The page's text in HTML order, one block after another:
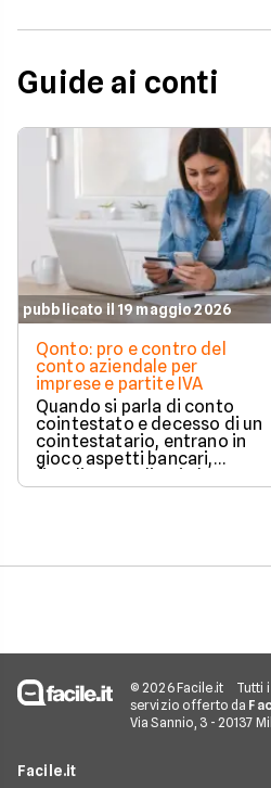
Guide ai conti
pubblicato il 19 maggio 2026
Qonto: pro e contro del
conto aziendale per
imprese e partite IVA
Quando si parla di conto
cointestato e decesso di un
cointestatario, entrano in
gioco aspetti bancari,
fiscali ed ereditari che
spesso generano
© 2026 Facile.it Tutti
servizio offerto da
Via Sannio, 3 - 20137
Facile.it